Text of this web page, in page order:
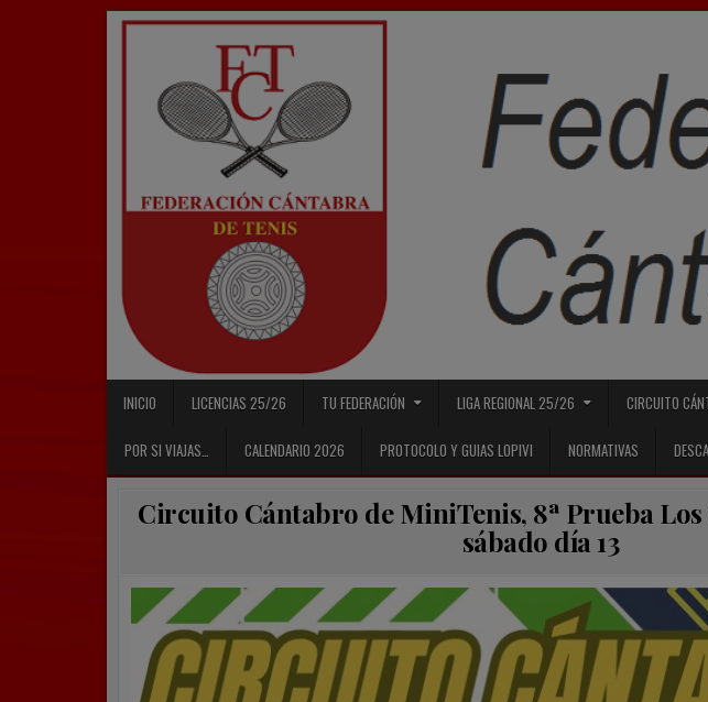
INICIO LICENCIAS 25/26 TU FEDERACIÓN LIGA REGIONAL 25/26 CIRCUITO
POR SI VIAJAS… CALENDARIO 2026 PROTOCOLO Y GUIAS LOPIVI NORMATIVAS
Circuito Cántabro de MiniTenis, 8ª Prueba
sábado día 13